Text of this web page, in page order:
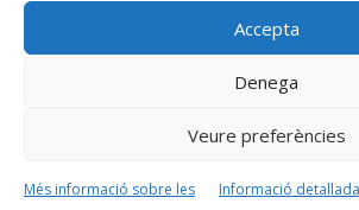
Accepta
Denega
Veure preferències
Més informació sobre les Informació